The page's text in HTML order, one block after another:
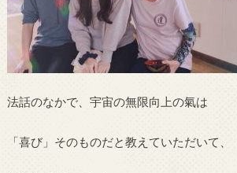
法話のなかで、宇宙の無限向上の氣は
「喜び」そのものだと教えていただいて、